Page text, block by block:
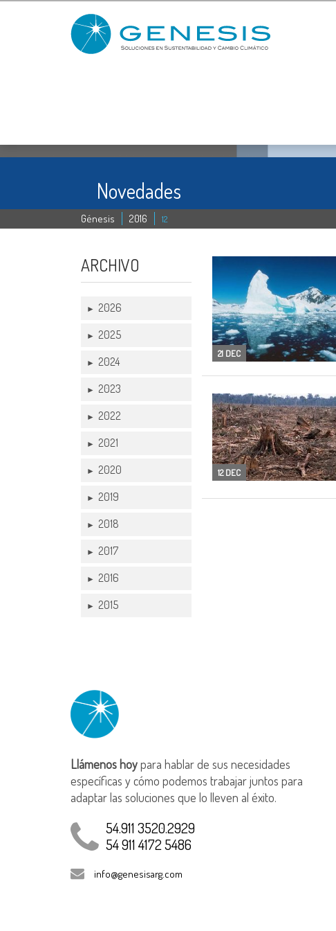
Novedades
Génesis 2016 12
ARCHIVO
► 2026
► 2025
► 2024
► 2023
► 2022
► 2021
► 2020
► 2019
► 2018
► 2017
► 2016
► 2015
21 DEC
12 DEC
Llámenos hoypara hablar de sus necesidades
específicas y cómo podemos trabajar juntos para
adaptar las soluciones que lo lleven al éxito.
54.911 3520.2929
54 911 4172 5486
info@genesisarg.com